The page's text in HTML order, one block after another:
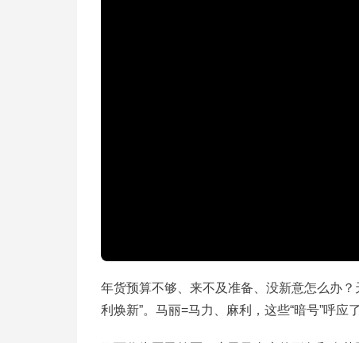
年货预算不够、来不及准备、没新意怎么办？
利焕新”。马丽=马力、麻利，这些“暗号”呼应